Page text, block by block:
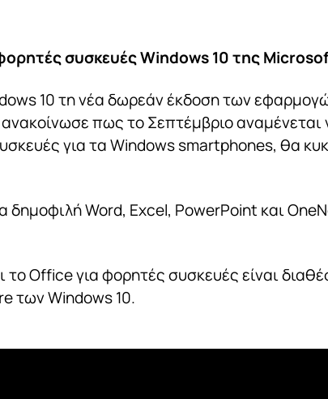
συσκευές Windows 10 της
10 τη νέα δωρεάν έκδοση των
πως το Σεπτέμβριο
για τα Windows smartphones, θα
δημοφιλή Word, Excel, PowerPoint και
το Office για φορητές συσκευές είναι
των Windows 10.